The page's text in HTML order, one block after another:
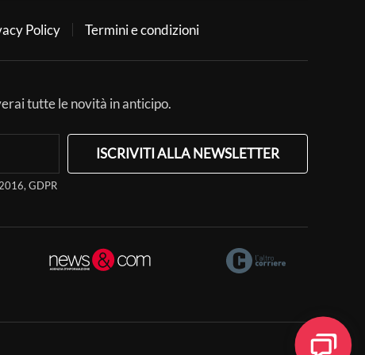
Policy Termini e condizioni
tutte le novità in anticipo.
ISCRIVITI ALLA NEWSLETTER
GDPR